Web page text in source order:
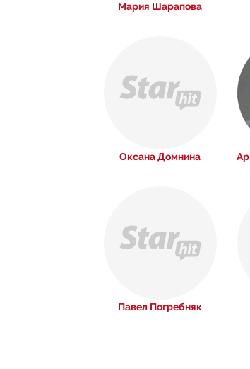
Мария Шарапова
Оксана Домнина
Павел Погребняк